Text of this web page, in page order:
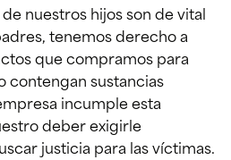
nuestros hijos son de vital
tenemos derecho a
que compramos para
contengan sustancias
incumple esta
deber exigirle
justicia para las víctimas.